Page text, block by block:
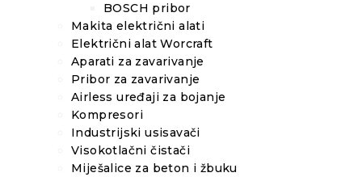
BOSCH pribor
Makita električni alati
Električni alat Worcraft
Aparati za zavarivanje
Pribor za zavarivanje
Airless uređaji za bojanje
Kompresori
Industrijski usisavači
Visokotlačni čistači
Miješalice za beton i žbuku